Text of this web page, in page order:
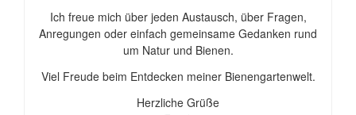
Ich freue mich über jeden Austausch, über Fragen,
Anregungen oder einfach gemeinsame Gedanken rund
um Natur und Bienen.
Viel Freude beim Entdecken meiner Bienengartenwelt.
Herzliche Grüße